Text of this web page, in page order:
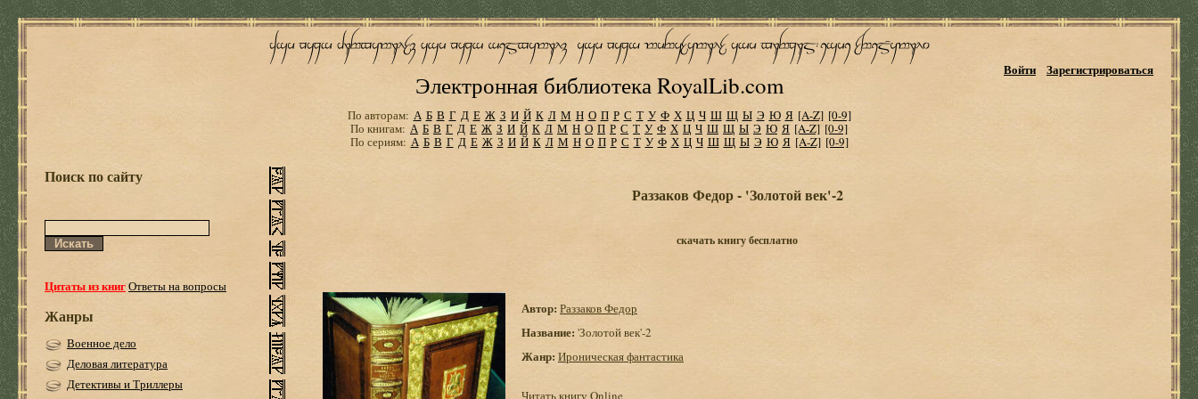
Электронная библиотека RoyalLib.com
Войти Зарегистрироваться
По авторам: А Б В Г Д Е Ж З И Й К Л М Н О П Р С Т У Ф Х Ц Ч Ш Щ Ы Э Ю Я [A-Z] [0-9]
По книгам: А Б В Г Д Е Ж З И Й К Л М Н О П Р С Т У Ф Х Ц Ч Ш Щ Ы Э Ю Я [A-Z] [0-9]
По сериям: А Б В Г Д Е Ж З И Й К Л М Н О П Р С Т У Ф Х Ц Ч Ш Щ Ы Э Ю Я [A-Z] [0-9]
Поиск по сайту
Цитаты из книгОтветы на вопросы
Жанры
Военное дело
Деловая литература
Детективы и Триллеры
Раззаков Федор - 'Золотой век'-2
скачать книгу бесплатно
Автор: Раззаков Федор
Название: 'Золотой век'-2
Жанр: Ироническая фантастика
Читать книгу Online